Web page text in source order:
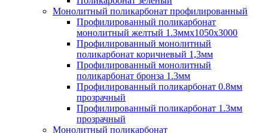
Монолитный поликарбонат профилированный
Профилированный поликарбонат
монолитный желтый 1.3ммх1050х3000
Профилированный монолитный
поликарбонат коричневый 1,3мм
Профилированный монолитный
поликарбонат бронза 1.3мм
Профилированный поликарбонат 0.8мм
прозрачный
Профилированный поликарбонат 1.3мм
прозрачный
Монолитный поликарбонат